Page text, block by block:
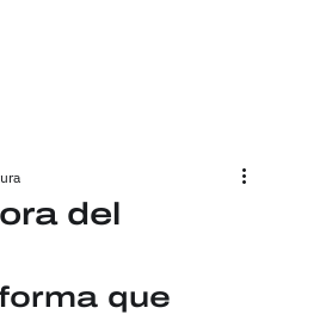
del
que